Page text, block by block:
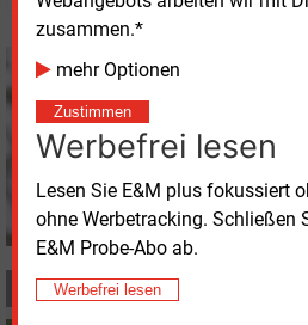
zusammen.*
mehr Optionen
Zustimmen
Werbefrei lesen
Lesen Sie E&M plus fokussiert
ohne Werbetracking. Schließen
E&M Probe-Abo ab.
Werbefrei lesen